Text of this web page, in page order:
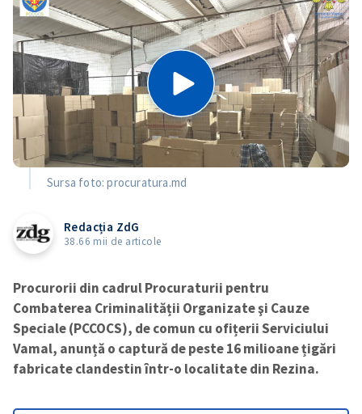
Sursa foto: procuratura.md
Redacția ZdG
38.66 mii de articole
Procurorii din cadrul Procuraturii pentru
Combaterea Criminalității Organizate şi Cauze
Speciale (PCCOCS), de comun cu ofițerii Serviciului
Vamal, anunță o captură de peste 16 milioane țigări
fabricate clandestin într-o localitate din Rezina.